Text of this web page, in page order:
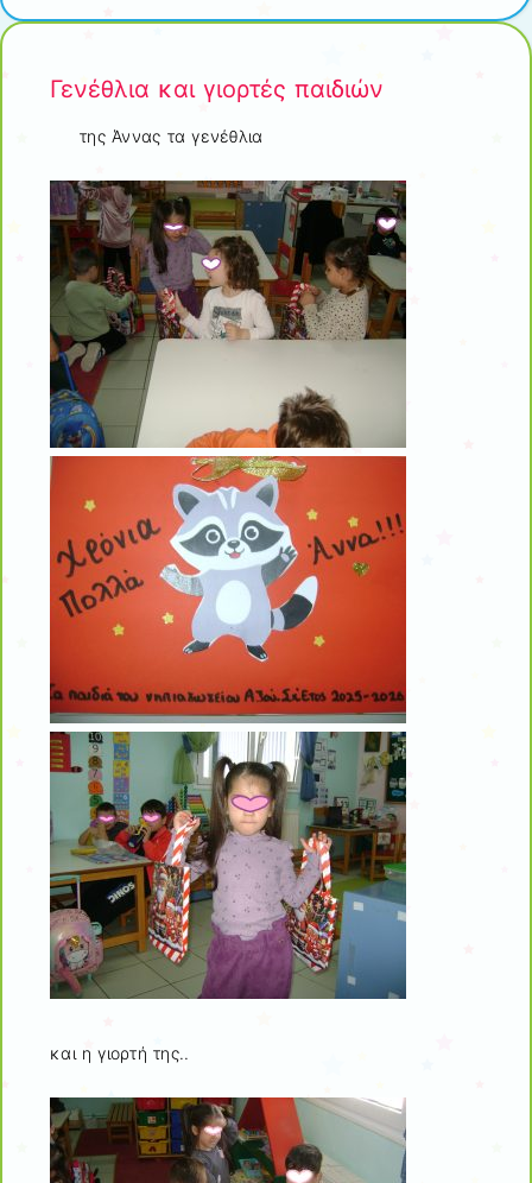
Γενέθλια και γιορτές παιδιών
της Άννας τα γενέθλια
και η γιορτή της..